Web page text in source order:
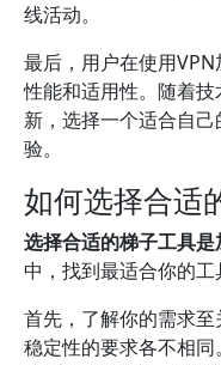
线活动。
最后，用户在使用
性能和适用性。随着
新，选择一个适合自
验。
如何选择合适
选择合适的梯子工具是
中，找到最适合你的工
首先，了解你的需求
稳定性的要求各不相同